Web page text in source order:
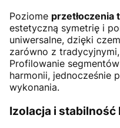
Poziome przetłoczenia
estetyczną symetrię i
uniwersalne, dzięki
zarówno z
Profilowanie
harmonii, jednocześnie
wykonania.
Izolacja i